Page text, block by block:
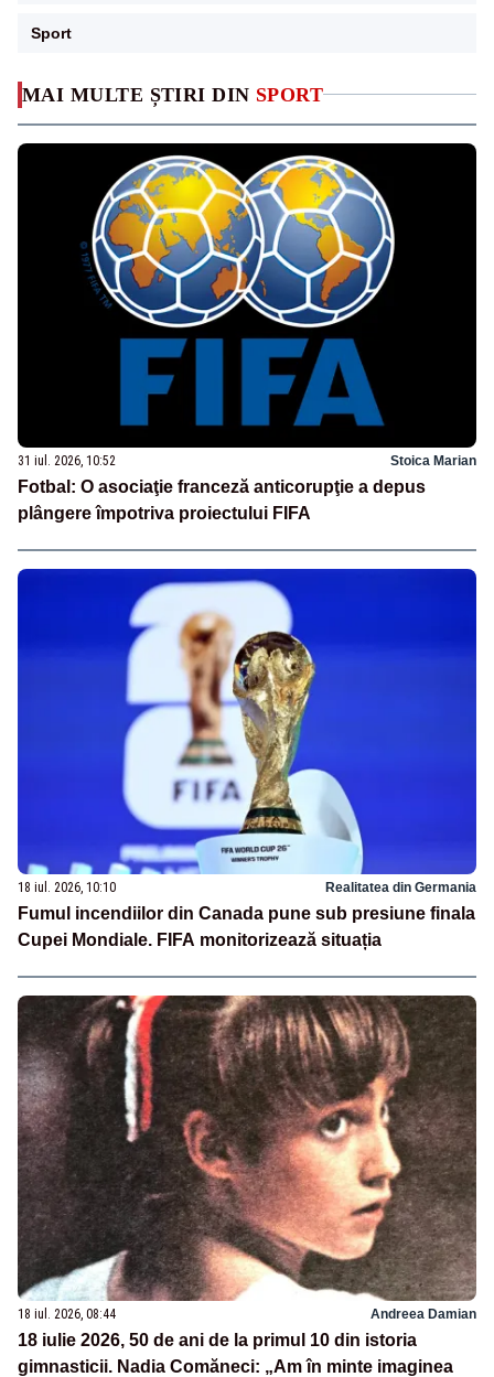
MAI MULTE ȘTIRI DIN SPORT
31 iul. 2026, 10:52 Stoica Marian
Fotbal: O asociaţie franceză anticorupţie a depus
plângere împotriva proiectului FIFA
18 iul. 2026, 10:10 Realitatea din Germania
Fumul incendiilor din Canada pune sub presiune finala
Cupei Mondiale. FIFA monitorizează situația
18 iul. 2026, 08:44 Andreea Damian
18 iulie 2026, 50 de ani de la primul 10 din istoria
gimnasticii. Nadia Comăneci: „Am în minte imaginea
Sport